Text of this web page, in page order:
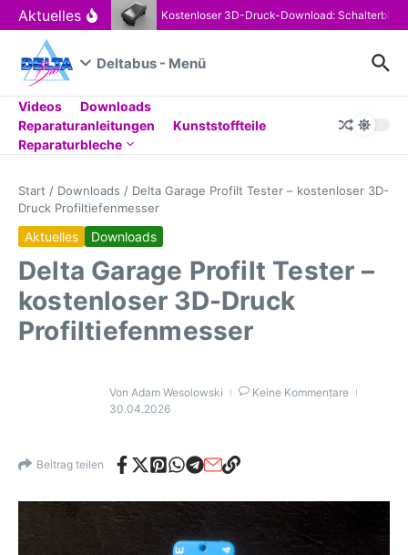
Zum Inhalt springen
Aktuelles Kostenloser 3D-Druck-Download:
Deltabus - Menü
Videos
Downloads
Reparaturanleitungen
Kunststoffteile
Reparaturbleche
Start / Downloads / Delta Garage Profilt Tester – kostenloser 3D-
Druck Profiltiefenmesser
Aktuelles Downloads
Delta Garage Profilt Tester –
kostenloser 3D-Druck
Profiltiefenmesser
Von Adam Wesolowski
Keine Kommentare
30.04.2026
Beitrag teilen